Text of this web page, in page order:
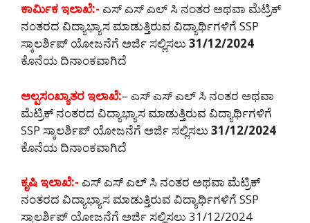
ಕಾರ್ಮಿಕ ಇಲಾಖೆ:- ಎಸ್ ಎಸ್ ಎಲ್ ಸಿ ನಂತರ ಅಥವಾ ಮೆಟ್ರಿಕ್
ನಂತರದ ವಿದ್ಯಾಭ್ಯಾಸ ಮಾಡುತ್ತಿರುವ ವಿದ್ಯಾರ್ಥಿಗಳಿಗೆ SSP
ಸ್ಕಾಲರ್ಶಿಪ್ ಯೋಜನೆಗೆ ಅರ್ಜಿ ಸಲ್ಲಿಸಲು 31/12/2024
ಕೊನೆಯ ದಿನಾಂಕವಾಗಿದೆ
ಅಲ್ಪಸಂಖ್ಯಾತರ ಇಲಾಖೆ:– ಎಸ್ ಎಸ್ ಎಲ್ ಸಿ ನಂತರ ಅಥವಾ
ಮೆಟ್ರಿಕ್ ನಂತರದ ವಿದ್ಯಾಭ್ಯಾಸ ಮಾಡುತ್ತಿರುವ ವಿದ್ಯಾರ್ಥಿಗಳಿಗೆ
SSP ಸ್ಕಾಲರ್ಶಿಪ್ ಯೋಜನೆಗೆ ಅರ್ಜಿ ಸಲ್ಲಿಸಲು 31/12/2024
ಕೊನೆಯ ದಿನಾಂಕವಾಗಿದೆ
ಕೃಷಿ ಇಲಾಖೆ:- ಎಸ್ ಎಸ್ ಎಲ್ ಸಿ ನಂತರ ಅಥವಾ ಮೆಟ್ರಿಕ್
ನಂತರದ ವಿದ್ಯಾಭ್ಯಾಸ ಮಾಡುತ್ತಿರುವ ವಿದ್ಯಾರ್ಥಿಗಳಿಗೆ SSP
ಸ್ಕಾಲರ್ಶಿಪ್ ಯೋಜನೆಗೆ ಅರ್ಜಿ ಸಲ್ಲಿಸಲು 31/12/2024